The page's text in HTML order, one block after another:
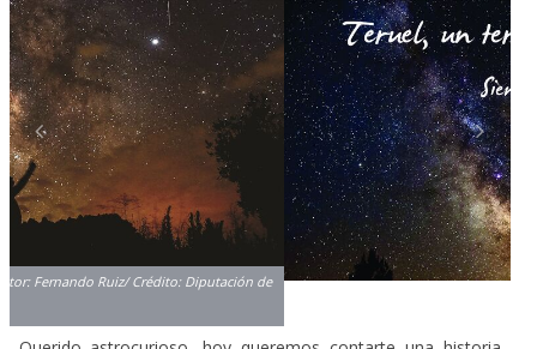
Previous Next
real llena estrellas. Érase una vez un territorio que puso su